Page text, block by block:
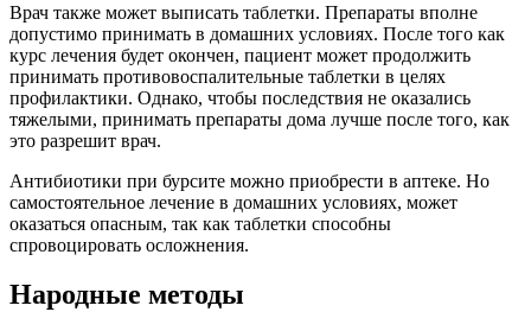
Врач также может выписать таблетки. Препараты вполне
допустимо принимать в домашних условиях. После того как
курс лечения будет окончен, пациент может продолжить
принимать противовоспалительные таблетки в целях
профилактики. Однако, чтобы последствия не оказались
тяжелыми, принимать препараты дома лучше после того, как
это разрешит врач.
Антибиотики при бурсите можно приобрести в аптеке. Но
самостоятельное лечение в домашних условиях, может
оказаться опасным, так как таблетки способны
спровоцировать осложнения.
Народные методы